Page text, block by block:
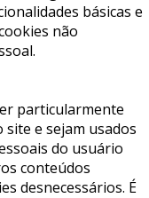
básicas e
não
particularmente
e sejam usados
do usuário
conteúdos
desnecessários. É